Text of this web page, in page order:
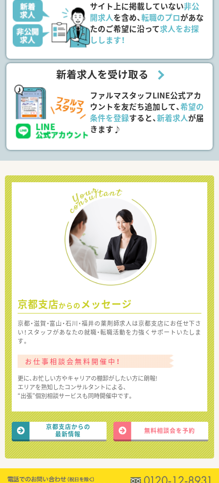
サイト上に掲載していない非公
開求人を含め、転職のプロがあな
たのご希望に沿って求人をお探
しします！
新着求人を受け取る
ファルマスタッフLINE公式アカ
ウントを友だち追加して、希望の
条件を登録すると、新着求人が届
きます♪
京都支店からの メッセージ
京都・滋賀・富山・石川・福井の薬剤師求人は京都支店にお任せ下さ
い！スタッフがあなたの就職・転職活動を力強くサポートいたしま
す。
お仕事相談会無料開催中！
更に、お忙しい方やキャリアの棚卸がしたい方に朗報!
エリアを熟知したコンサルタントによる、
“出張”個別相談サービスも同時開催中です。
京都支店からの
最新情報
無料相談会を予約